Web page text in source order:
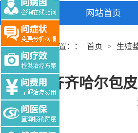
网站首页
当前位置：： 首页 > 生殖
齐齐哈尔包